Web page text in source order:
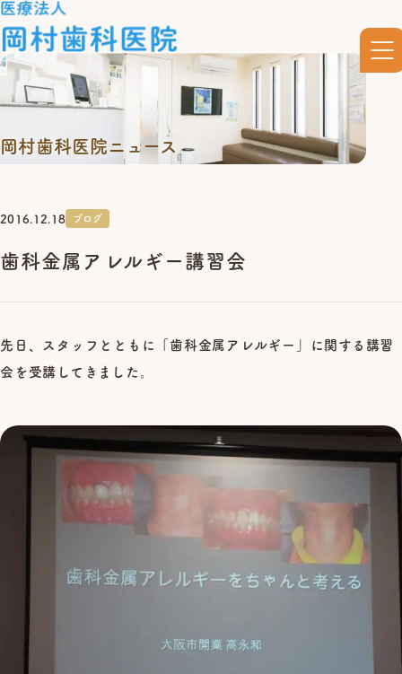
岡村歯科医院ニュース
2016.12.18 ブログ
歯科金属アレルギー講習会
先日、スタッフとともに「歯科金属アレルギー」に関する講習
会を受講してきました。